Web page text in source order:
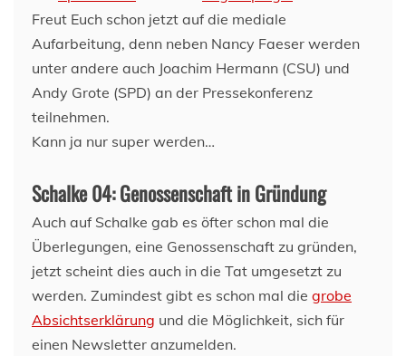
Freut Euch schon jetzt auf die mediale
Aufarbeitung, denn neben Nancy Faeser werden
unter andere auch Joachim Hermann (CSU) und
Andy Grote (SPD) an der Pressekonferenz
teilnehmen.
Kann ja nur super werden…
Schalke 04: Genossenschaft in Gründung
Auch auf Schalke gab es öfter schon mal die
Überlegungen, eine Genossenschaft zu gründen,
jetzt scheint dies auch in die Tat umgesetzt zu
werden. Zumindest gibt es schon mal die grobe
Absichtserklärung und die Möglichkeit, sich für
einen Newsletter anzumelden.